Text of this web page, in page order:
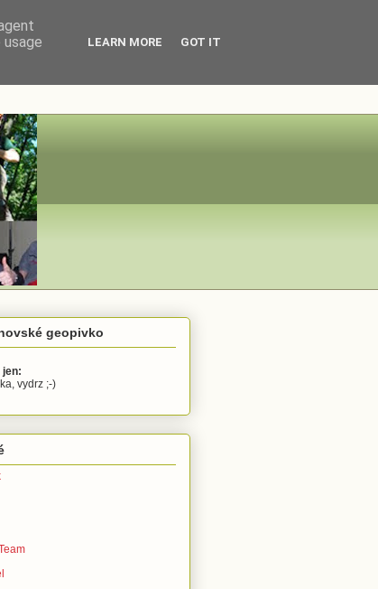
geopivko
jen:
vydrz ;-)
LEARN MORE GOT IT